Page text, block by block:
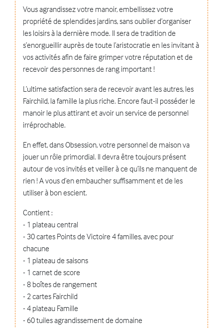
Vous agrandissez votre manoir, embellissez votre
propriété de splendides jardins, sans oublier d’organiser
les loisirs à la dernière mode. Il sera de tradition de
s’enorgueillir auprès de toute l’aristocratie en les invitant à
vos activités afin de faire grimper votre réputation et de
recevoir des personnes de rang important !
L’ultime satisfaction sera de recevoir avant les autres, les
Fairchild, la famille la plus riche. Encore faut-il posséder le
manoir le plus attirant et avoir un service de personnel
irréprochable.
En effet, dans Obsession, votre personnel de maison va
jouer un rôle primordial. Il devra être toujours présent
autour de vos invités et veiller à ce qu’ils ne manquent de
rien ! A vous d’en embaucher suffisamment et de les
utiliser à bon escient.
Contient :
- 1 plateau central
- 30 cartes Points de Victoire 4 familles, avec pour
chacune
- 1 plateau de saisons
- 1 carnet de score
- 8 boîtes de rangement
- 2 cartes Fairchild
- 4 plateau Famille
- 60 tuiles agrandissement de domaine